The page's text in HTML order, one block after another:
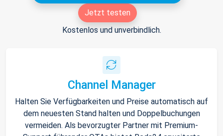
Jetzt testen
Kostenlos und unverbindlich.
Channel Manager
Halten Sie Verfügbarkeiten und Preise automatisch auf
dem neuesten Stand halten und Doppelbuchungen
vermeiden. Als bevorzugter Partner mit Premium-